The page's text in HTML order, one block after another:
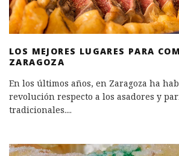
LOS MEJORES LUGARES PARA
ZARAGOZA
En los últimos años, en Zaragoza ha
revolución respecto a los asadores y
tradicionales....